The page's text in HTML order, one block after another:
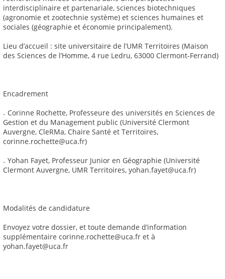
interdisciplinaire et partenariale, sciences biotechniques
(agronomie et zootechnie système) et sciences humaines et
sociales (géographie et économie principalement).
Lieu d’accueil : site universitaire de l’UMR Territoires (Maison
des Sciences de l’Homme, 4 rue Ledru, 63000 Clermont-Ferrand)
Encadrement
₋ Corinne Rochette, Professeure des universités en Sciences de
Gestion et du Management public (Université Clermont
Auvergne, CleRMa, Chaire Santé et Territoires,
corinne.rochette@uca.fr)
₋ Yohan Fayet, Professeur Junior en Géographie (Université
Clermont Auvergne, UMR Territoires, yohan.fayet@uca.fr)
Modalités de candidature
Envoyez votre dossier, et toute demande d’information
supplémentaire corinne.rochette@uca.fr et à
yohan.fayet@uca.fr